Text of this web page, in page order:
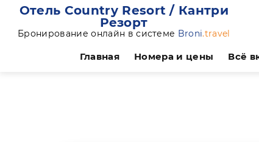
Отель Country Resort / Кантри
Резорт
Бронирование онлайн в системе Broni.travel
Главная Номера и цены Всё